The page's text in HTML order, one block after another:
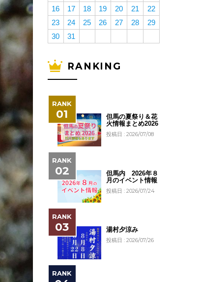
16
17 18 19 20 21
22
23
24 25 26 27 28
29
30
31
RANKING
但馬の夏祭り＆花
火情報まとめ2026
投稿日 : 2026/07/08
但馬内 2026年８
月のイベント情報
投稿日 : 2026/07/24
湯村夕涼み
投稿日 : 2026/07/26